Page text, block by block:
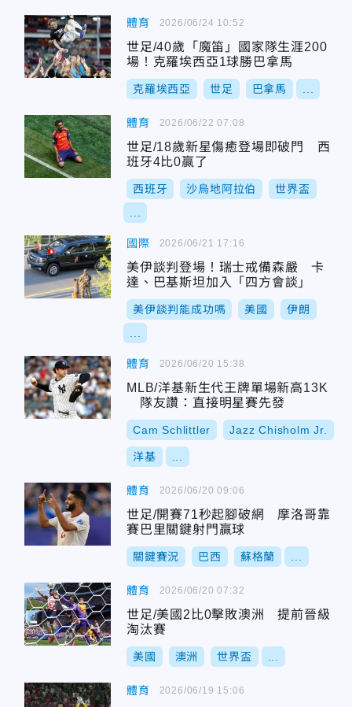
體育
世足/40歲「魔笛」國家隊生涯200
場！克羅埃西亞1球勝巴拿馬
克羅埃西亞 世足 巴拿馬
2026/06/24 10:52
體育
世足/18歲新星傷癒登場即破門 西
班牙4比0贏了
西班牙 沙烏地阿拉伯 世界盃
2026/06/22 07:08
國際
美伊談判登場！瑞士戒備森嚴 卡
達、巴基斯坦加入「四方會談」
美伊談判能成功嗎 美國 伊朗
2026/06/21 17:16
體育
MLB/洋基新生代王牌單場新高13K
隊友讚：直接明星賽先發
Cam Schlittler Jazz Chisholm Jr.
洋基
2026/06/20 15:38
體育
世足/開賽71秒起腳破網 摩洛哥靠
賽巴里關鍵射門贏球
關鍵賽況 巴西 蘇格蘭
2026/06/20 09:06
體育
世足/美國2比0擊敗澳洲 提前晉級
淘汰賽
美國 澳洲 世界盃
2026/06/20 07:32
體育 2026/06/19 15:06